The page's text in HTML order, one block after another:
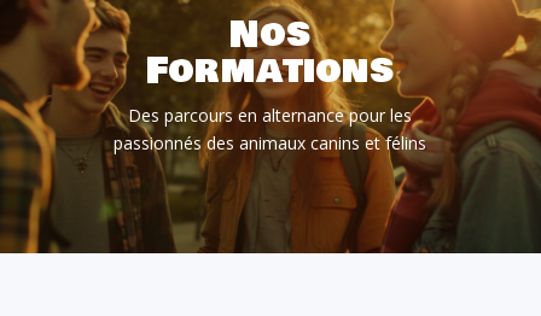
Nos
Formations
Des parcours en alternance pour les
passionnés des animaux canins et félins